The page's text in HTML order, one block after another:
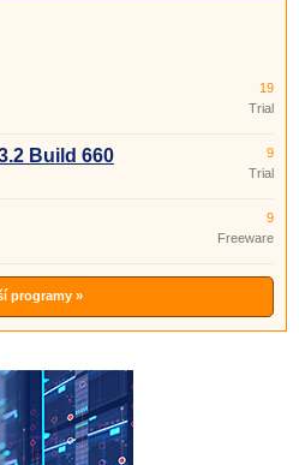
19
Trial
Build 660
9
Trial
9
Freeware
programy »